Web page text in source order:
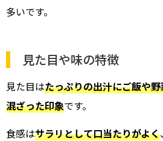
多いです。
見た目や味の特徴
見た目はたっぷりの出汁にご飯や
混ざった印象です。
食感はサラリとして口当たりがよく